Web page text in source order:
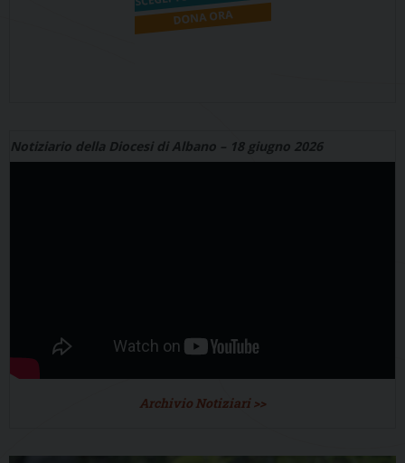
Notiziario della Diocesi di Albano – 18 giugno 2026
Archivio Notiziari >>